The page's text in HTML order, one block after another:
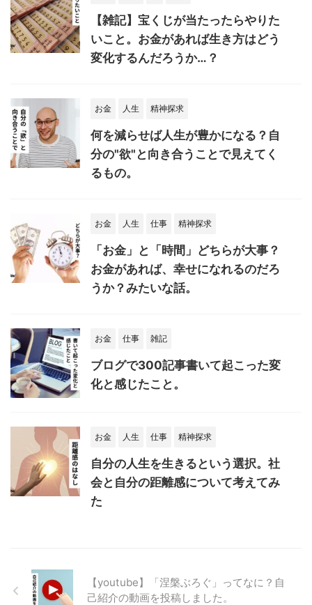
【雑記】宝くじが当たったらやりた
いこと。お金があれば生き方はどう
変化するんだろうか…？
お金 人生 精神探求
何を減らせば人生が豊かになる？自
分の"欲"と向き合うことで見えてく
るもの。
お金 人生 仕事 精神探求
「お金」と「時間」どちらが大事？
お金があれば、幸せになれるのだろ
うか？みたいな話。
お金 仕事 雑記
ブログで300記事書いて起こった変
化と感じたこと。
お金 人生 仕事 精神探求
自分の人生を生きるという選択。社
会と自分の距離感について考えてみ
た
【youtube】「涅槃ぶろぐ」ってなに？自
己紹介の動画を投稿しました。